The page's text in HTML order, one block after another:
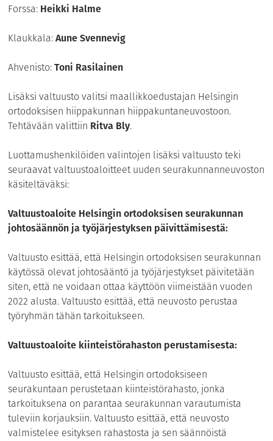
Forssa: Heikki Halme
Klaukkala:Aune Svennevig
Ahvenisto:Toni Rasilainen
Lisäksi valtuusto valitsi maallikkoedustajan Helsingin
ortodoksisen hiippakunnan hiippakuntaneuvostoon.
Tehtävään valittiin Ritva Bly.
Luottamushenkilöiden valintojen lisäksi valtuusto teki
seuraavat valtuustoaloitteet uuden seurakunnanneuvoston
käsiteltäväksi:
Valtuustoaloite Helsingin ortodoksisen seurakunnan
johtosäännön ja työjärjestyksen päivittämisestä:
Valtuusto esittää, että Helsingin ortodoksisen seurakunnan
käytössä olevat johtosääntö ja työjärjestykset päivitetään
siten, että ne voidaan ottaa käyttöön viimeistään vuoden
2022 alusta. Valtuusto esittää, että neuvosto perustaa
työryhmän tähän tarkoitukseen.
Valtuustoaloite kiinteistörahaston perustamisesta:
Valtuusto esittää, että Helsingin ortodoksiseen
seurakuntaan perustetaan kiinteistörahasto, jonka
tarkoituksena on parantaa seurakunnan varautumista
tuleviin korjauksiin. Valtuusto esittää, että neuvosto
valmistelee esityksen rahastosta ja sen säännöistä